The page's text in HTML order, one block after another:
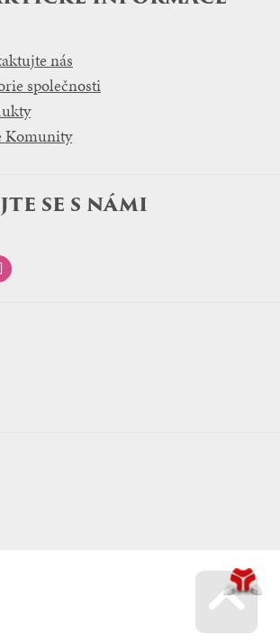
nás
společnosti
Komunity
se s námi
| Napsali o nás | Bairnsfather